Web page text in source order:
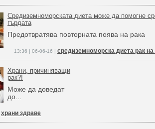
Средиземноморската диета може да помoгне
гърдата
Предотвратява повторната поява на рака
13:36 | 06-06-16 | средиземноморска диета рак на
Храни, причиняващи
рак?!
Може да доведат
до...
храни здраве